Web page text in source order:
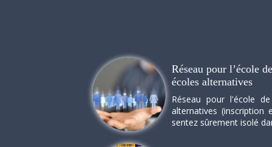
Réseau pour l’école
écoles alternatives
Réseau pour l'école
alternatives (inscription
sentez sûrement isolé